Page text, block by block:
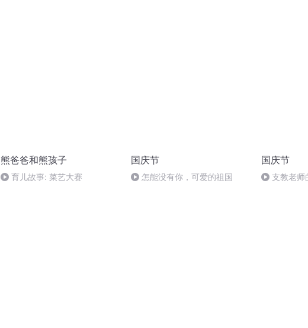
熊爸爸和熊孩子
育儿故事: 菜艺大赛
国庆节
怎能没有你，可爱的祖国
国庆节
支教老师